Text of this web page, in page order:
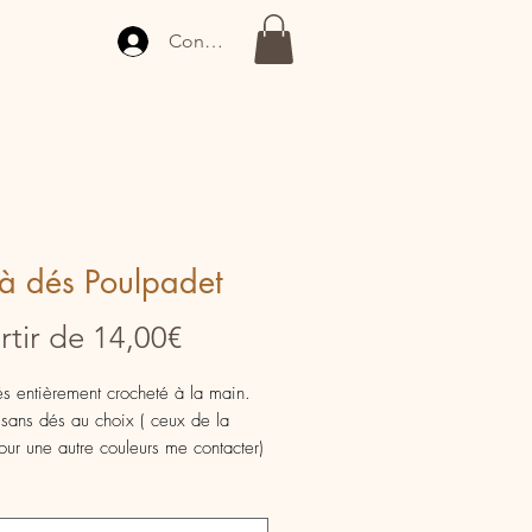
Connexion
dés Poulpadet
de 14,00€Prix
entièrement crocheté à la main.
dés au choix ( ceux de la
une autre couleurs me contacter)
10 cm